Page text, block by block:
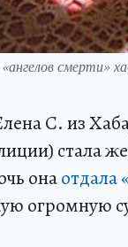
смерти»
С. из
стала
онаотдала
огромную